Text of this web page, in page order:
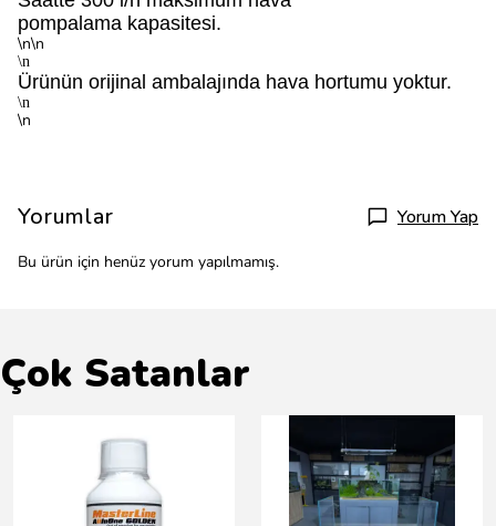
pompalama kapasitesi.
\n\n
\n
Ürünün orijinal ambalajında hava hortumu yoktur.
\n
\n
Yorumlar Yorum Yap
Bu ürün için henüz yorum yapılmamış.
Çok Satanlar